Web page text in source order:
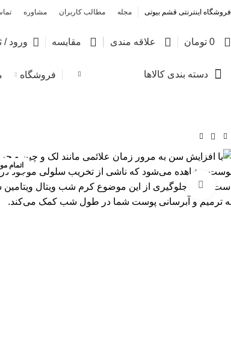
فروشگاه اینترنتی قشم بیوتی مجله مطالب کاربران مشاوره
0 تومان علاقه مندی مقایسه ورود /
دسته بندی کالاها فروشگاه
اتمام
بزرگنمایی تصویر